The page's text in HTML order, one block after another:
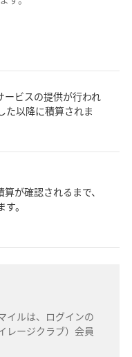
ービスの提供が行われ
た以降に積算されま
が確認されるまで、
。
イルは、ログインの
レージクラブ）会員